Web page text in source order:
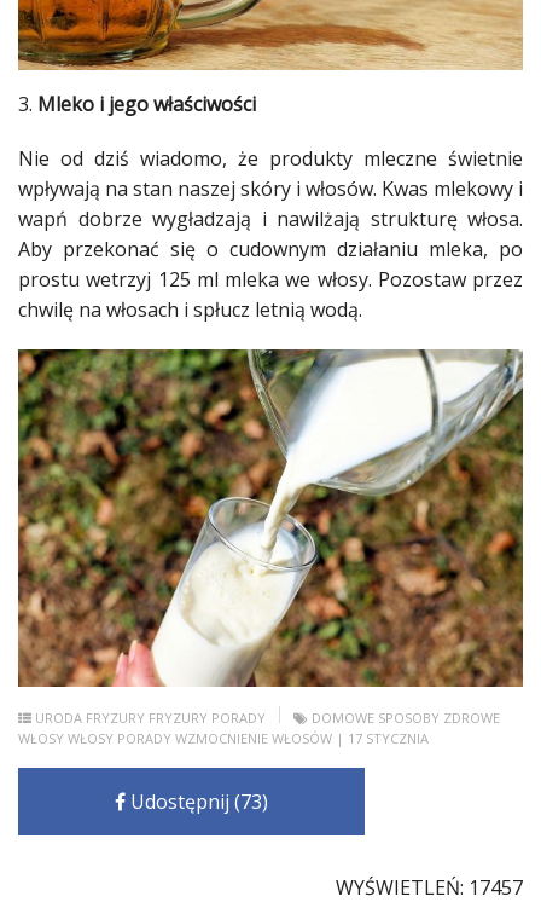
3. Mleko i jego właściwości
Nie od dziś wiadomo, że produkty mleczne świetnie
wpływają na stan naszej skóry i włosów. Kwas mlekowy i
wapń dobrze wygładzają i nawilżają strukturę włosa.
Aby przekonać się o cudownym działaniu mleka, po
prostu wetrzyj 125 ml mleka we włosy. Pozostaw przez
chwilę na włosach i spłucz letnią wodą.
URODA FRYZURY FRYZURY PORADY DOMOWE SPOSOBY ZDROWE
WŁOSY WŁOSY PORADY WZMOCNIENIE WŁOSÓW | 17 STYCZNIA
Udostępnij (73)
WYŚWIETLEŃ: 17457